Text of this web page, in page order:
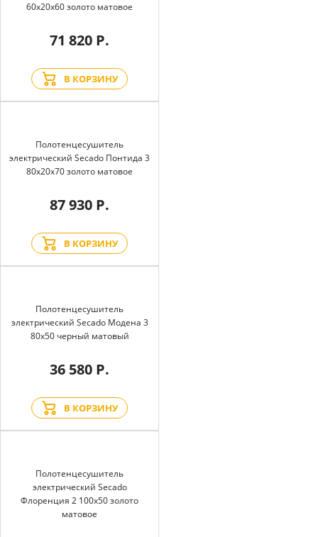
60x20x60 золото матовое
71 820 Р.
В КОРЗИНУ
Полотенцесушитель
электрический Secado Понтида 3
80x20x70 золото матовое
87 930 Р.
В КОРЗИНУ
Полотенцесушитель
электрический Secado Модена 3
80x50 черный матовый
36 580 Р.
В КОРЗИНУ
Полотенцесушитель
электрический Secado
Флоренция 2 100x50 золото
матовое